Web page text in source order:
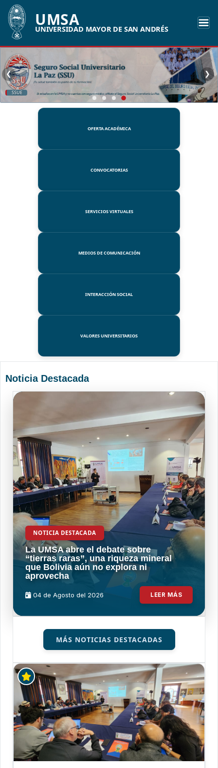
UMSA
UNIVERSIDAD MAYOR DE SAN ANDRÉS
SSUE
❮ ❯
OFERTA ACADÉMICA
CONVOCATORIAS
SERVICIOS VIRTUALES
MEDIOS DE COMUNICACIÓN
INTERACCIÓN SOCIAL
VALORES UNIVERSITARIOS
Noticia Destacada
NOTICIA DESTACADA
La UMSA abre el debate sobre
“tierras raras”, una riqueza mineral
que Bolivia aún no explora ni
aprovecha
04 de Agosto del 2026 LEER MÁS
MÁS NOTICIAS DESTACADAS